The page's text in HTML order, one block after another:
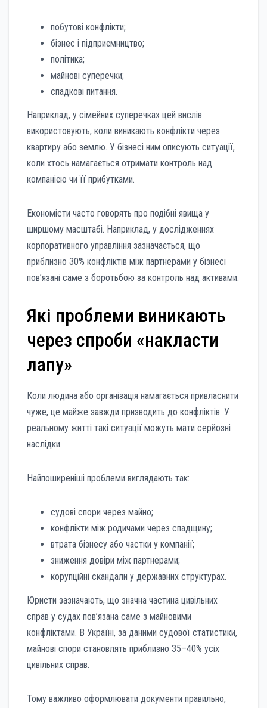
побутові конфлікти;
бізнес і підприємництво;
політика;
майнові суперечки;
спадкові питання.
Наприклад, у сімейних суперечках цей вислів
використовують, коли виникають конфлікти через
квартиру або землю. У бізнесі ним описують ситуації,
коли хтось намагається отримати контроль над
компанією чи її прибутками.
Економісти часто говорять про подібні явища у
ширшому масштабі. Наприклад, у дослідженнях
корпоративного управління зазначається, що
приблизно 30% конфліктів між партнерами у бізнесі
пов’язані саме з боротьбою за контроль над активами.
Які проблеми виникають
через спроби «накласти
лапу»
Коли людина або організація намагається привласнити
чуже, це майже завжди призводить до конфліктів. У
реальному житті такі ситуації можуть мати серйозні
наслідки.
Найпоширеніші проблеми виглядають так:
судові спори через майно;
конфлікти між родичами через спадщину;
втрата бізнесу або частки у компанії;
зниження довіри між партнерами;
корупційні скандали у державних структурах.
Юристи зазначають, що значна частина цивільних
справ у судах пов’язана саме з майновими
конфліктами. В Україні, за даними судової статистики,
майнові спори становлять приблизно 35–40% усіх
цивільних справ.
Тому важливо оформлювати документи правильно,